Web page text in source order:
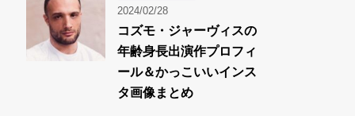
2024/02/28
コズモ・ジャーヴィスの
年齢身長出演作プロフィ
ール＆かっこいいインス
タ画像まとめ